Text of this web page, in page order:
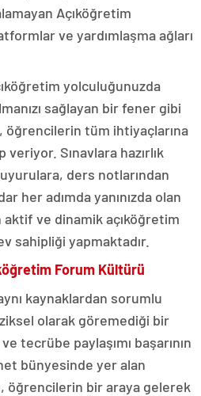
Açıköğretim
ve yardımlaşma ağları
yolculuğunuzda
sağlayan bir fener gibi
tüm ihtiyaçlarına
Sınavlara hazırlık
ders notlarından
her adımda yanınızda olan
ve dinamik açıköğretim
sahipliği yapmaktadır.
Forum Kültürü
kaynaklardan sorumlu
olarak göremediği bir
tecrübe paylaşımı başarının
bünyesinde yer alan
öğrencilerin bir araya gelerek